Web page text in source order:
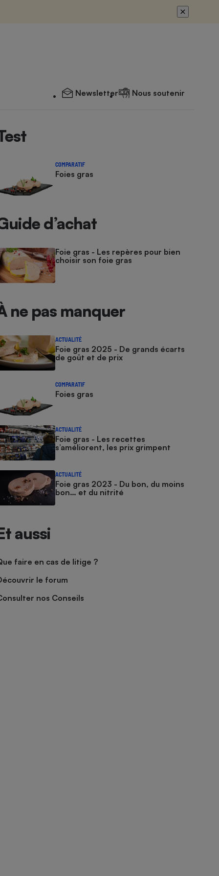
Newsletter Nous soutenir
COMPARATIF
Foies gras
d’achat
Foie gras - Les repères pour bien
choisir son foie gras
ne pas manquer
ACTUALITÉ
Foie gras 2025 - De grands écarts
de goût et de prix
COMPARATIF
Foies gras
ACTUALITÉ
Foie gras - Les recettes
s’améliorent, les prix grimpent
ACTUALITÉ
Foie gras 2023 - Du bon, du moins
bon… et du nitrité
aussi
faire en cas de litige ?
le forum
nos Conseils